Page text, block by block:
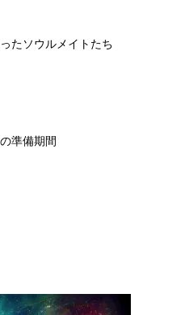
たソウルメイトたち
準備期間